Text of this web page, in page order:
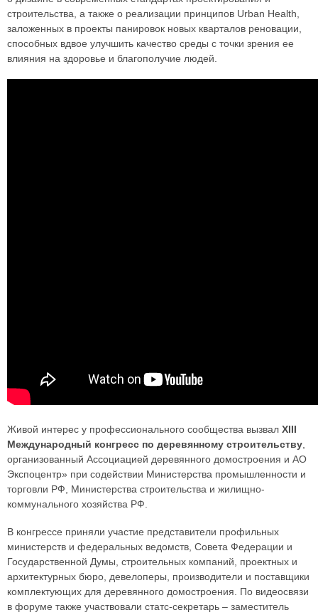
строительства, а также о реализации принципов Urban Health,
заложенных в проекты панировок новых кварталов реновации,
способных вдвое улучшить качество среды с точки зрения ее
влияния на здоровье и благополучие людей.
Живой интерес у профессионального сообщества вызвал ХIII
Международный конгресс по деревянному строительству,
организованный Ассоциацией деревянного домостроения и АО
Экспоцентр» при содействии Министерства промышленности и
торговли РФ, Министерства строительства и жилищно-
коммунального хозяйства РФ.
В конгрессе приняли участие представители профильных
министерств и федеральных ведомств, Совета Федерации и
Государственной Думы, строительных компаний, проектных и
архитектурных бюро, девелоперы, производители и поставщики
комплектующих для деревянного домостроения. По видеосвязи
в форуме также участвовали статс-секретарь – заместитель